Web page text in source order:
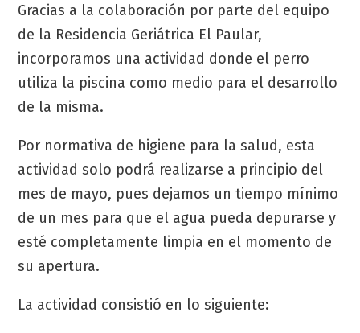
Gracias a la colaboración por parte del equipo
de la Residencia Geriátrica El Paular,
incorporamos una actividad donde el perro
utiliza la piscina como medio para el desarrollo
de la misma.
Por normativa de higiene para la salud, esta
actividad solo podrá realizarse a principio del
mes de mayo, pues dejamos un tiempo mínimo
de un mes para que el agua pueda depurarse y
esté completamente limpia en el momento de
su apertura.
La actividad consistió en lo siguiente: